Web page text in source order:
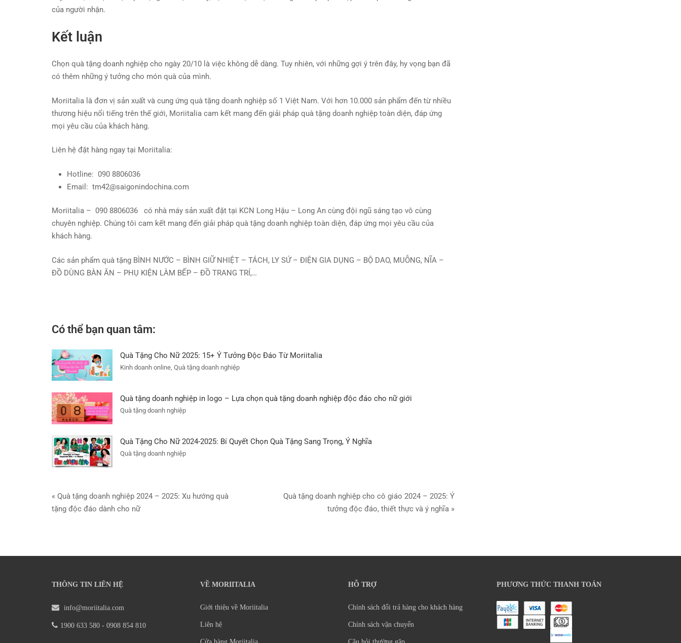
của người nhận.
Kết luận
Chọn quà tặng doanh nghiệp cho ngày 20/10 là việc không dễ dàng. Tuy nhiên, với những gợi ý trên đây, hy vọng bạn đã
có thêm những ý tưởng cho món quà của mình.
Moriitalia là đơn vị sản xuất và cung ứng quà tặng doanh nghiệp số 1 Việt Nam. Với hơn 10.000 sản phẩm đến từ nhiều
thương hiệu nổi tiếng trên thế giới, Moriitalia cam kết mang đến giải pháp quà tặng doanh nghiệp toàn diện, đáp ứng
mọi yêu cầu của khách hàng.
Liên hệ đặt hàng ngay tại Moriitalia:
Hotline: 090 8806036
Email: tm42@saigonindochina.com
Moriitalia – 090 8806036 có nhà máy sản xuất đặt tại KCN Long Hậu – Long An cùng đội ngũ sáng tạo vô cùng
chuyên nghiệp. Chúng tôi cam kết mang đến giải pháp quà tặng doanh nghiệp toàn diện, đáp ứng mọi yêu cầu của
khách hàng.
Các sản phẩm quà tặng BÌNH NƯỚC – BÌNH GIỮ NHIỆT – TÁCH, LY SỨ – ĐIỆN GIA DỤNG – BỘ DAO, MUỖNG, NĨA –
ĐỒ DÙNG BÀN ĂN – PHỤ KIỆN LÀM BẾP – ĐỒ TRANG TRÍ,…
Có thể bạn quan tâm:
Quà Tặng Cho Nữ 2025: 15+ Ý Tưởng Độc Đáo Từ Moriitalia
Kinh doanh online, Quà tặng doanh nghiệp
Quà tặng doanh nghiệp in logo – Lựa chọn quà tặng doanh nghiệp độc đáo cho nữ giới
Quà tặng doanh nghiệp
Quà Tặng Cho Nữ 2024-2025: Bí Quyết Chọn Quà Tặng Sang Trọng, Ý Nghĩa
Quà tặng doanh nghiệp
Điều
hướng
viết
Quà tặng doanh nghiệp cho cô giáo 2024 – 2025: Ý
tưởng độc đáo, thiết thực và ý nghĩa »
« Quà tặng doanh nghiệp 2024 – 2025: Xu hướng quà
tặng độc đáo dành cho nữ
THÔNG TIN LIÊN HỆ
info@moriitalia.com
1900 633 580 - 0908 854 810
VỀ MORIITALIA
Giới thiệu về Moriitalia
Liên hệ
HỖ TRỢ
Chính sách đổi trả hàng cho khách hàng
Chính sách vận chuyển
PHƯƠNG THỨC THANH TOÁN